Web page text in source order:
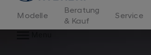
Modelle
Beratung
& Kauf
Service